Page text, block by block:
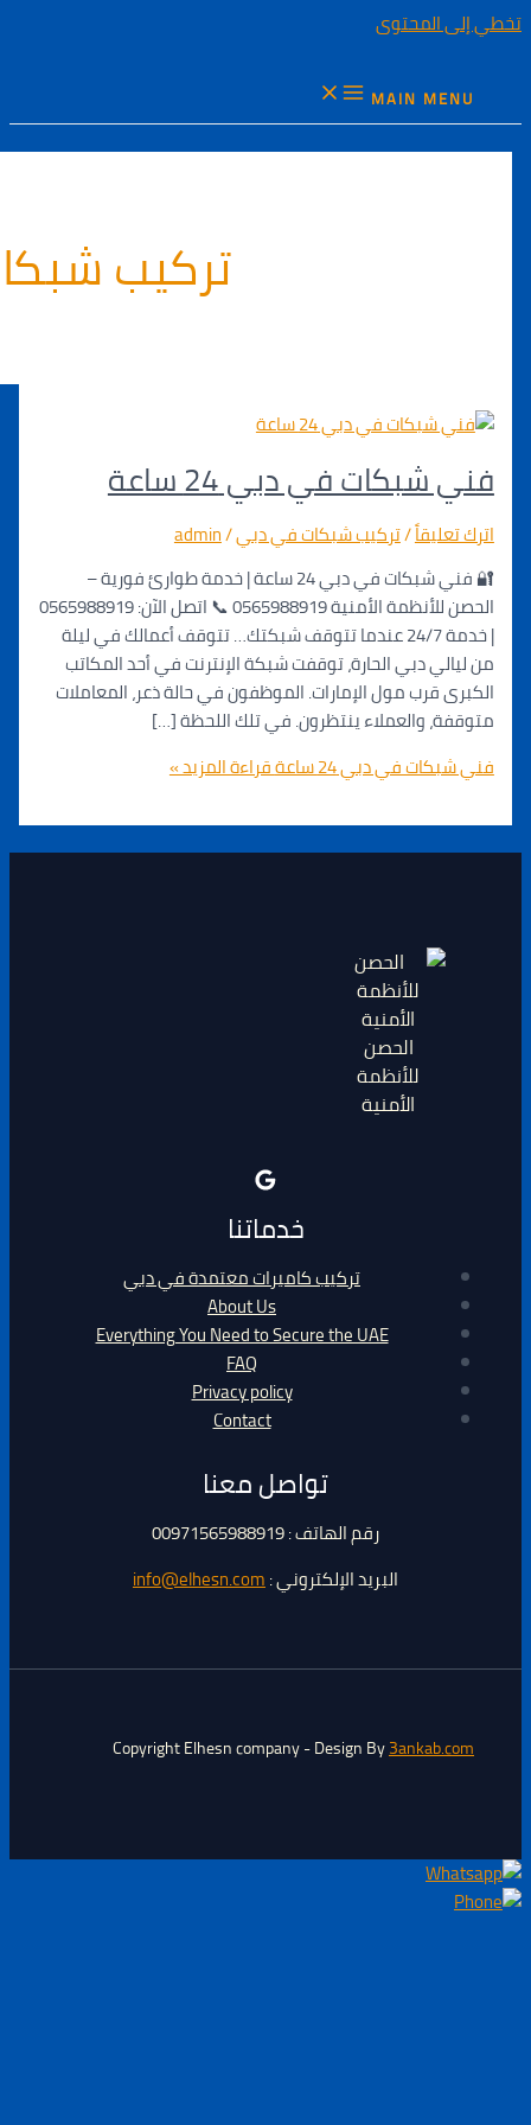
MAIN
تركيب شبكات
في دبي 24 ساعة
/تركيب شبكات في دبي/
admin
🔐 فني شبكات في دبي 24 ساعة | خدمة طوارئ فورية –
الحصن للأنظمة الأمنية 0565988919 📞 اتصل الآن: 0565988919
| خدمة 24/7 عندما تتوقف شبكتك… تتوقف أعمالك في ليلة
دبي الحارة، توقفت شبكة الإنترنت في أحد المكاتب
مول الإمارات. الموظفون في حالة ذعر، المعاملات
والعملاء ينتظرون. في تلك اللحظة […]
في دبي 24 ساعة
قراءة المزيد »
تركيب كاميرات معتمدة في دبي
Everything You Need to Secure the UAE
Privacy policy
تواصل معنا
رقم الهاتف : 00971565988919
البريد الإلكتروني :info@elhesn.com
Copyright Elhesn company - Design By